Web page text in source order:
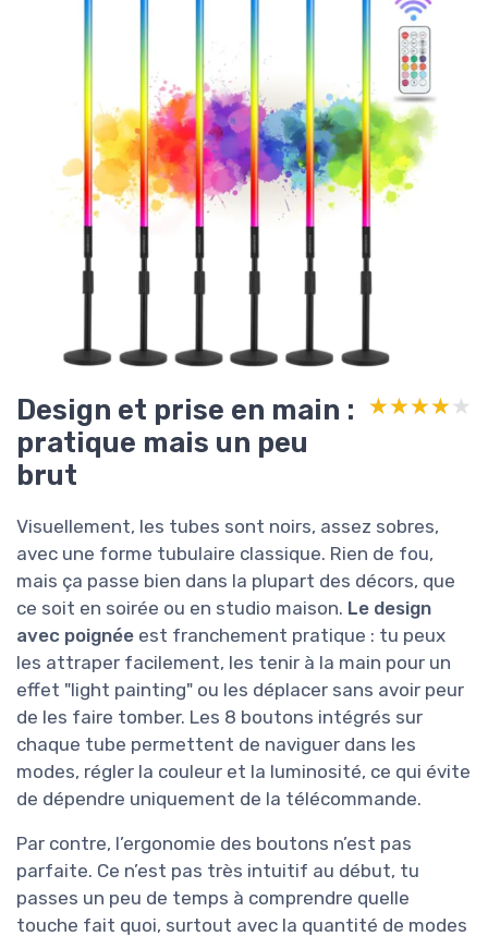
Design et prise en main :
pratique mais un peu
brut
★★★★★
★★★★★
Visuellement, les tubes sont noirs, assez sobres,
avec une forme tubulaire classique. Rien de fou,
mais ça passe bien dans la plupart des décors, que
ce soit en soirée ou en studio maison. Le design
avec poignée est franchement pratique : tu peux
les attraper facilement, les tenir à la main pour un
effet "light painting" ou les déplacer sans avoir peur
de les faire tomber. Les 8 boutons intégrés sur
chaque tube permettent de naviguer dans les
modes, régler la couleur et la luminosité, ce qui évite
de dépendre uniquement de la télécommande.
Par contre, l’ergonomie des boutons n’est pas
parfaite. Ce n’est pas très intuitif au début, tu
passes un peu de temps à comprendre quelle
touche fait quoi, surtout avec la quantité de modes